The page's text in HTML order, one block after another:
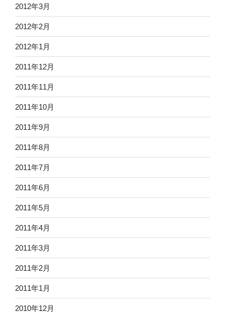
2012年3月
2012年2月
2012年1月
2011年12月
2011年11月
2011年10月
2011年9月
2011年8月
2011年7月
2011年6月
2011年5月
2011年4月
2011年3月
2011年2月
2011年1月
2010年12月